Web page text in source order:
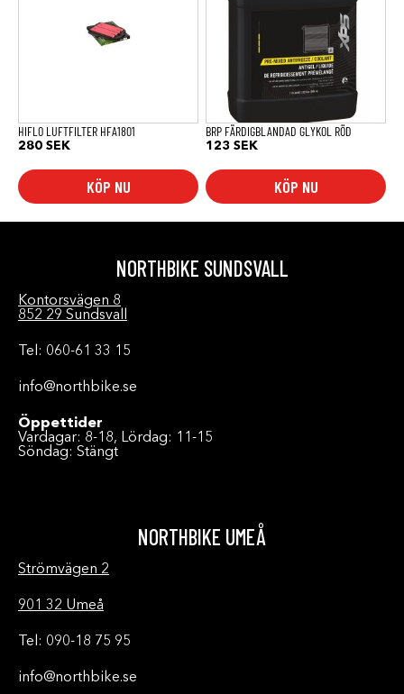
HIFLO LUFTFILTER HFA1801
280 SEK
KÖP NU
BRP FÄRDIGBLANDAD GLYKOL RÖD
123 SEK
KÖP NU
NORTHBIKE SUNDSVALL
Kontorsvägen 8
852 29 Sundsvall
Tel: 060-61 33 15
info@northbike.se
Öppettider
Vardagar: 8-18, Lördag: 11-15
Söndag: Stängt
NORTHBIKE UMEÅ
Strömvägen 2
901 32 Umeå
Tel: 090-18 75 95
info@northbike.se